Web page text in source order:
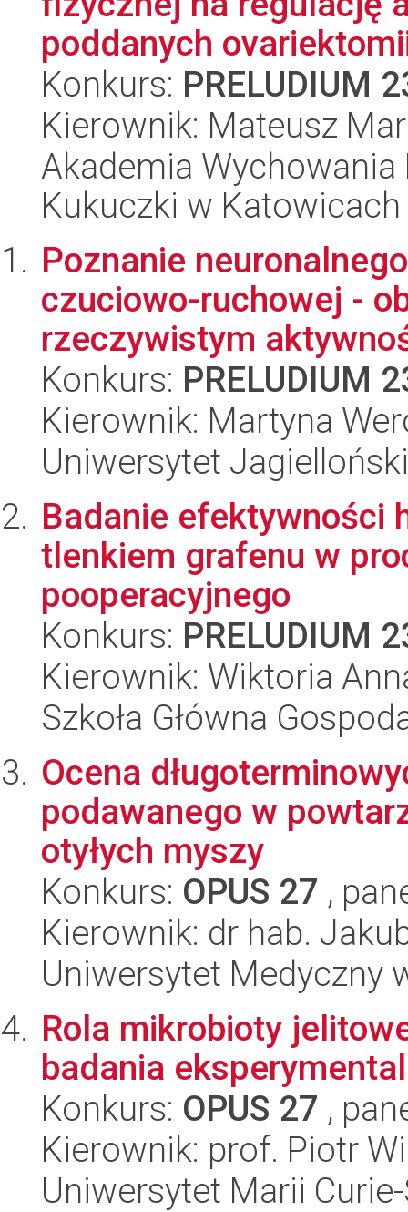
poddanych
Konkurs: PRELUDIUM
Kierownik: Mateusz
Akademia
Kukuczki w Katowicach
Poznanie
czuciowo-ruchowej -
rzeczywistym
Konkurs: PRELUDIUM
Kierownik: Martyna
Uniwersytet Jagielloński
Badanie efektywności
tlenkiem grafenu w
pooperacyjnego
Konkurs: PRELUDIUM
Kierownik: Wiktoria
Szkoła Główna
Ocena
podawanego w
otyłych myszy
Konkurs: OPUS 27 ,
Kierownik: dr hab.
Uniwersytet Medyczny
Rola mikrobioty
badania
Konkurs: OPUS 27 ,
Kierownik: prof. Piotr
Uniwersytet Marii